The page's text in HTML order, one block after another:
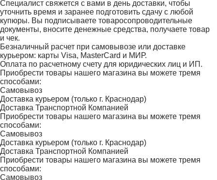
Специалист свяжется с вами в день доставки, чтобы
уточнить время и заранее подготовить сдачу с любой
купюры. Вы подписываете товаросопроводительные
документы, вносите денежные средства, получаете товар
и чек.
Безналичный расчет при самовывозе или доставке
курьером: карты Visa, MasterCard и МИР.
Оплата по расчетному счету для юридических лиц и ИП.
Приобрести товары нашего магазина вы можете тремя
способами:
Самовывоз
Доставка курьером (только г. Краснодар)
Доставка Транспортной Компанией
Приобрести товары нашего магазина вы можете тремя
способами:
Самовывоз
Доставка курьером (только г. Краснодар)
Доставка Транспортной Компанией
Приобрести товары нашего магазина вы можете тремя
способами:
Самовывоз